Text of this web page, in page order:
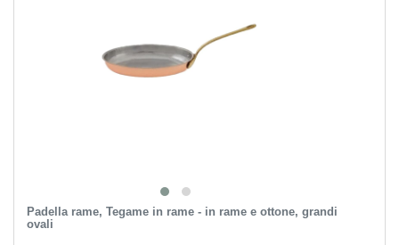
Padella rame, Tegame in rame - in rame e ottone, grandi
ovali